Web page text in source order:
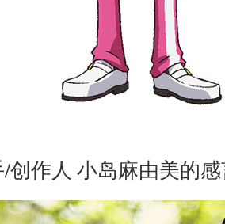
创作人 小岛麻由美的